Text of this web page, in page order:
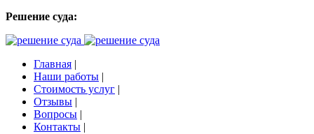
Решение суда:
Главная |
Наши работы |
Стоимость услуг |
Отзывы |
Вопросы |
Контакты |